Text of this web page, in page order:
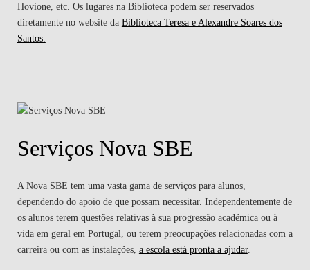
Hovione, etc. Os lugares na Biblioteca podem ser reservados
diretamente no website da Biblioteca Teresa e Alexandre Soares dos
Santos.
Serviços Nova SBE
A Nova SBE tem uma vasta gama de serviços para alunos,
dependendo do apoio de que possam necessitar. Independentemente de
os alunos terem questões relativas à sua progressão académica ou à
vida em geral em Portugal, ou terem preocupações relacionadas com a
carreira ou com as instalações, a escola está pronta a ajudar.